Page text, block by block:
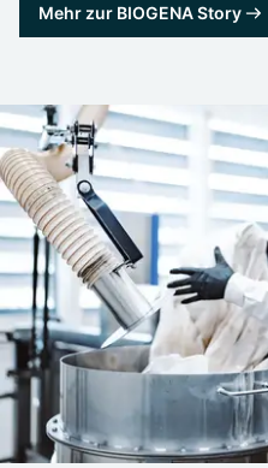
Mehr zur BIOGENA Story